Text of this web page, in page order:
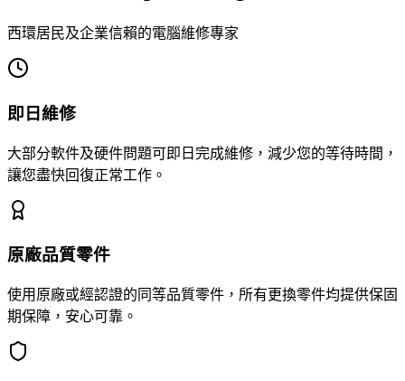
西環居民及企業信賴的電腦維修專家
即日維修
大部分軟件及硬件問題可即日完成維修，減少您的等待時間，
讓您盡快回復正常工作。
原廠品質零件
使用原廠或經認證的同等品質零件，所有更換零件均提供保固
期保障，安心可靠。